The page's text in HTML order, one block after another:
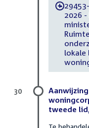
-
2026 -
lokale
tweede
Te
30